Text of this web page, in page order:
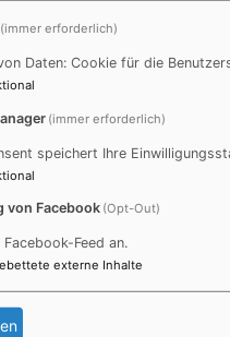
Du bist der Gott, der mir
Psalm 25,5
(immer erforderlich)
Daten: Cookie für die
(immer erforderlich)
speichert Ihre
von Facebook (Opt-Out)
Feed an.
externe Inhalte